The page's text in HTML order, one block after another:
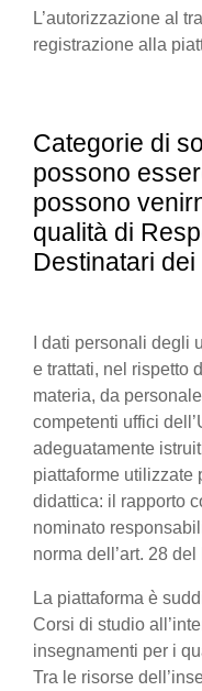
L’autorizzazione al
registrazione alla
Categorie di
possono
possono
qualità di
Destinatari dei
I dati personali degli
e trattati, nel rispetto
materia, da
competenti uffici
adeguatamente
piattaforme utilizzate
didattica: il rapporto
nominato
norma dell’art. 28
La piattaforma è
Corsi di studio
insegnamenti per i
Tra le risorse